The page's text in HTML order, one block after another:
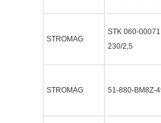
STROMAG
STK 060-
230/2,5
STROMAG 51-880-BM8Z-